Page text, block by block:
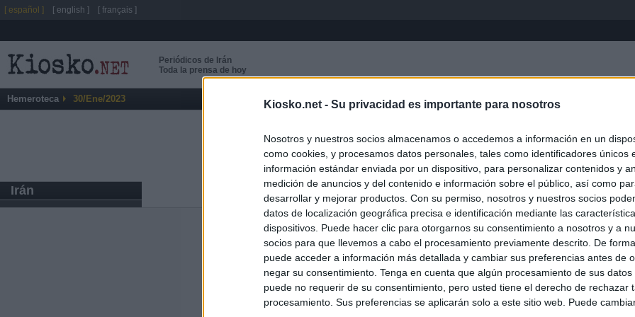
Kiosko.net - Su privacidad es importante para nosotros
Nosotros y nuestros socios almacenamos o accedemos a información en un
como cookies, y procesamos datos personales, tales como identificadores únicos
información estándar enviada por un dispositivo, para personalizar contenidos y
medición de anuncios y del contenido e información sobre el público, así como
desarrollar y mejorar productos. Con su permiso, nosotros y nuestros socios
datos de localización geográfica precisa e identificación mediante las
dispositivos. Puede hacer clic para otorgarnos su consentimiento a nosotros y a
socios para que llevemos a cabo el procesamiento previamente descrito. De
puede acceder a información más detallada y cambiar sus preferencias antes de
negar su consentimiento. Tenga en cuenta que algún procesamiento de sus
puede no requerir de su consentimiento, pero usted tiene el derecho de rechazar
procesamiento. Sus preferencias se aplicarán solo a este sitio web. Puede
Periódicos de Irán
Toda la prensa de hoy
Hemeroteca 30/Ene/2023 Inicio
Irán
Últimas noticias
El Gobierno da un ultimátum a Italia: o levanta los controles a viajeros de
España o adoptará "medidas proporcionales"
El Gobierno rechaza el intento del PP de que los ministros acudan al Senado en
del
[ español ] [ english ] [ français ]